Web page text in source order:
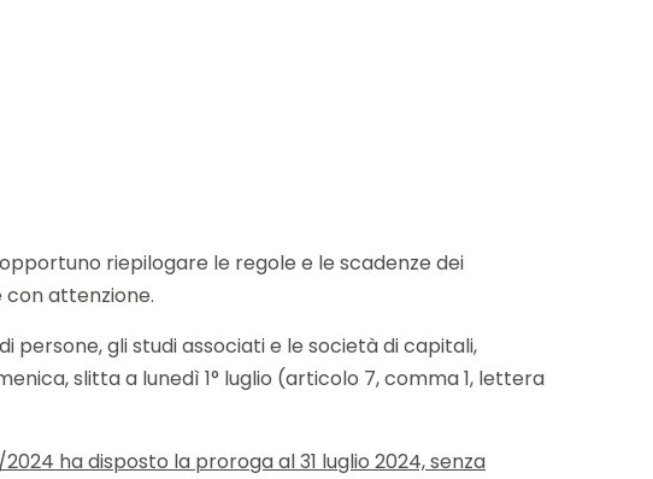
riepilogare le regole e le scadenze dei
attenzione.
persone, gli studi associati e le società di capitali,
slitta a lunedì 1° luglio (articolo 7, comma 1, lettera
ha disposto la proroga al 31 luglio 2024, senza